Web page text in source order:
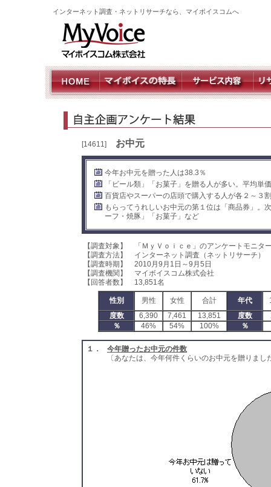
インターネット調査・ネットリサーチなら、マイボイスコムへ
[14611] お中元
今年お中元を贈った人は38.3％
「ビール類」「お菓子」を贈る人が多い。平均単
百貨店やスーパーの店頭で購入する人が各２～３
もらってうれしいお中元の第１位は「商品券」。
ーフ・焼豚」「お菓子」など
【調査対象】 「ＭｙＶｏｉｃｅ」のアンケートモニタ
【調査方法】 インターネット調査（ネットリサーチ）
【調査時期】 2010月9月1日～9月5日
【調査機関】 マイボイスコム株式会社
【回答者数】 13,851名
性別 男性 女性 合計 年代
度数
6,390 7,461 13,851 度数
％
46% 54% 100% ％
１．
今年贈ったお中元の件数
〔あなたは、今年何件くらいのお中元を贈りまし